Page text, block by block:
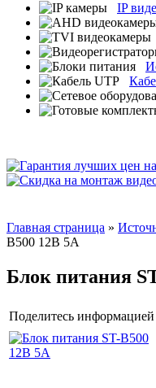
IP
Главная страница »
B500 12В 5А
Блок питания
Поделитесь